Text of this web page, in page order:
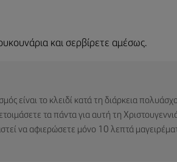
και σερβίρετε αμέσως.
είναι το κλειδί κατά τη διάρκεια
τα πάντα για αυτή τη
να αφιερώσετε μόνο 10 λεπτά